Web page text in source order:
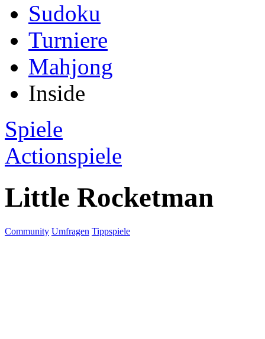
Sudoku
Turniere
Mahjong
Inside
Spiele
Actionspiele
Little Rocketman
Community Umfragen Tippspiele